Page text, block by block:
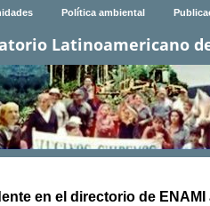
Política ambiental
Latinoamericano
en el directorio de